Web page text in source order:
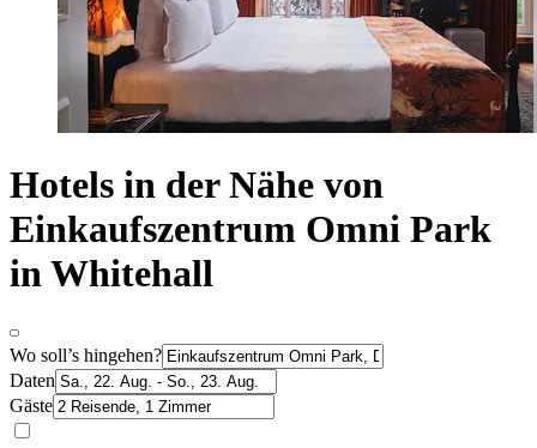
Hotels in der Nähe von
Einkaufszentrum Omni Park
in Whitehall
Wo soll’s hingehen?
Daten
Gäste